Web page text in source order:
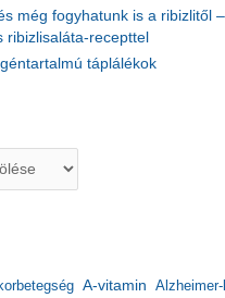
még fogyhatunk is a ribizlitől
ribizlisaláta-recepttel
táplálékok
A-vitamin